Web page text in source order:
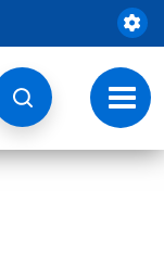
de